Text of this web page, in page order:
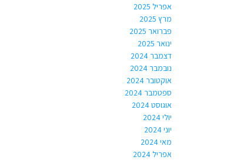
אפריל 2025
מרץ 2025
פברואר 2025
ינואר 2025
דצמבר 2024
נובמבר 2024
אוקטובר 2024
ספטמבר 2024
אוגוסט 2024
יולי 2024
יוני 2024
מאי 2024
אפריל 2024